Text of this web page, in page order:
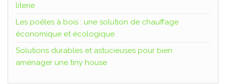
literie
Les poêles à bois : une solution de chauffage
économique et écologique
Solutions durables et astucieuses pour bien
aménager une tiny house